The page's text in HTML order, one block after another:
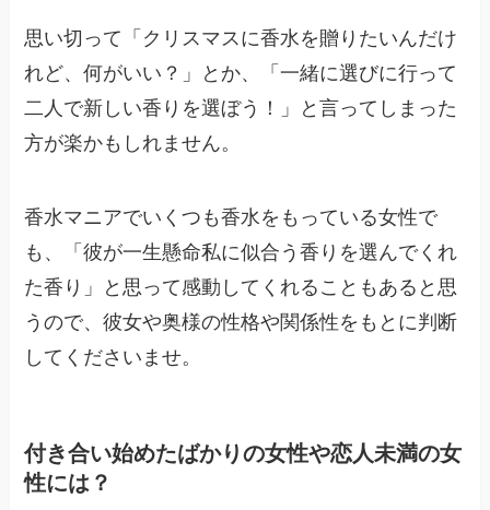
思い切って「クリスマスに香水を贈りたいんだけ
れど、何がいい？」とか、「一緒に選びに行って
二人で新しい香りを選ぼう！」と言ってしまった
方が楽かもしれません。
香水マニアでいくつも香水をもっている女性で
も、「彼が一生懸命私に似合う香りを選んでくれ
た香り」と思って感動してくれることもあると思
うので、彼女や奥様の性格や関係性をもとに判断
してくださいませ。
付き合い始めたばかりの女性や恋人未満の女
性には？